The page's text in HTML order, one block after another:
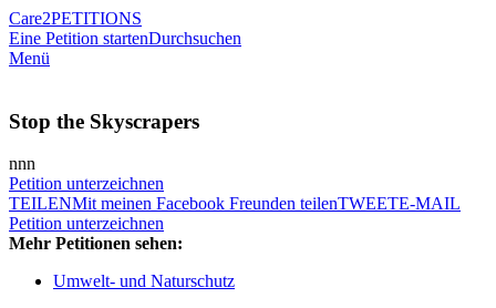
Care2PETITIONS
Eine Petition startenDurchsuchen
Menü
Stop the Skyscrapers
nnn
Petition unterzeichnen
TEILENMit meinen Facebook Freunden teilenTWEETE-MAIL
Petition unterzeichnen
Mehr Petitionen sehen:
Umwelt- und Naturschutz